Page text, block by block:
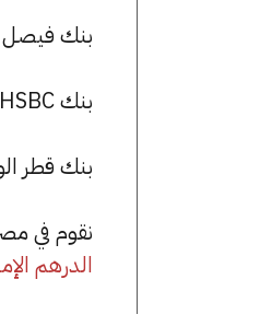
بنك فيصل
بنك HSBC: استقر سعر الدرهم الإماراتي للشراء عند 13.28 جنيها، وللبيع عند 13.31 جنيها.
بنك قطر الوطني:
نقوم في مصر 365 بعمل تغطية مميزة لسعر الدرهم الإماراتي في مصر، يمكنك
الدرهم